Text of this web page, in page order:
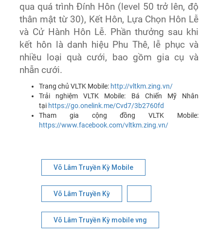
qua quá trình Đính Hôn (level 50 trở lên, độ
thân mật từ 30), Kết Hôn, Lựa Chọn Hôn Lễ
và Cử Hành Hôn Lễ. Phần thưởng sau khi
kết hôn là danh hiệu Phu Thê, lễ phục và
nhiều loại quà cưới, bao gồm gia cụ và
nhẫn cưới.
Trang chủ VLTK Mobile: http://vltkm.zing.vn/
Trải nghiệm VLTK Mobile: Bá Chiến Mỹ Nhân
tại https://go.onelink.me/Cvd7/3b2760fd
Tham gia cộng đồng VLTK Mobile:
https://www.facebook.com/vltkm.zing.vn/
Võ Lâm Truyền Kỳ Mobile
Võ Lâm Truyền Kỳ
Võ Lâm Truyền Kỳ mobile vng